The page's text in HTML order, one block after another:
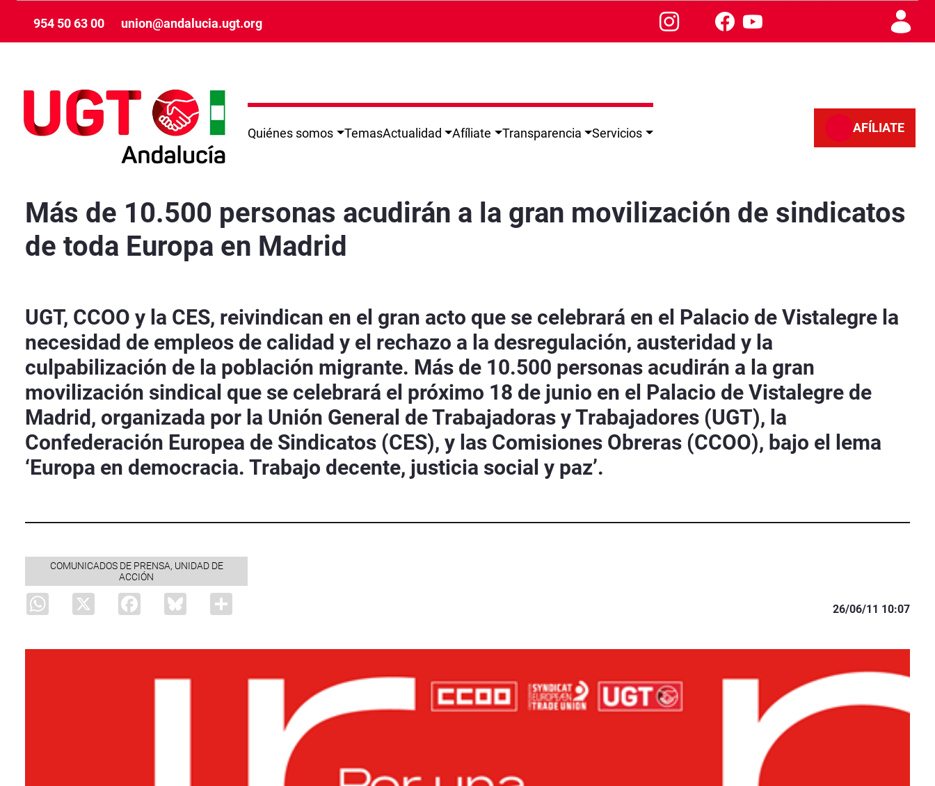
954 50 63 00 union@andalucia.ugt.org
Quiénes somos TemasActualidad Afíliate Transparencia Servicios AFÍLIATE
Más de 10.500 personas acudirán a la gran movilización de sindicatos
de toda Europa en Madrid
UGT, CCOO y la CES, reivindican en el gran acto que se celebrará en el Palacio de Vistalegre la
necesidad de empleos de calidad y el rechazo a la desregulación, austeridad y la
culpabilización de la población migrante. Más de 10.500 personas acudirán a la gran
movilización sindical que se celebrará el próximo 18 de junio en el Palacio de Vistalegre de
Madrid, organizada por la Unión General de Trabajadoras y Trabajadores (UGT), la
Confederación Europea de Sindicatos (CES), y las Comisiones Obreras (CCOO), bajo el lema
‘Europa en democracia. Trabajo decente, justicia social y paz’.
COMUNICADOS DE PRENSA, UNIDAD DE
ACCIÓN
WhatsApp
X Facebook Bluesky
26/06/11 10:07